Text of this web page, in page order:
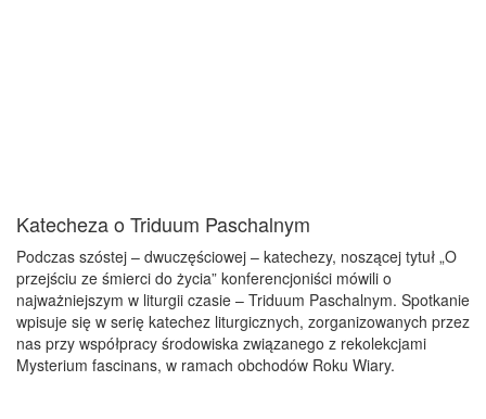
Katecheza o Triduum Paschalnym
Podczas szóstej – dwuczęściowej – katechezy, noszącej tytuł „O
przejściu ze śmierci do życia” konferencjoniści mówili o
najważniejszym w liturgii czasie – Triduum Paschalnym. Spotkanie
wpisuje się w serię katechez liturgicznych, zorganizowanych przez
nas przy współpracy środowiska związanego z rekolekcjami
Mysterium fascinans, w ramach obchodów Roku Wiary.